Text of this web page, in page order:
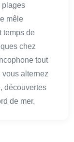
plages
mêle
temps de
chez
tout
vous alternez
découvertes
de mer.